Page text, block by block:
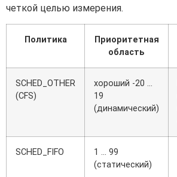
четкой целью измерения.
Политика
Приоритетная
область
SCHED_OTHER
(CFS)
хороший -20 ...
19
(динамический)
SCHED_FIFO
1 ... 99
(статический)